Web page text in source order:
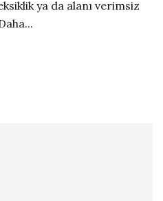
ya da alanı verimsiz